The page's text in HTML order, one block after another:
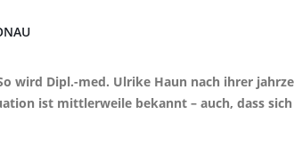
wird Dipl.-med. Ulrike Haun nach ihrer
ist mittlerweile bekannt – auch, dass